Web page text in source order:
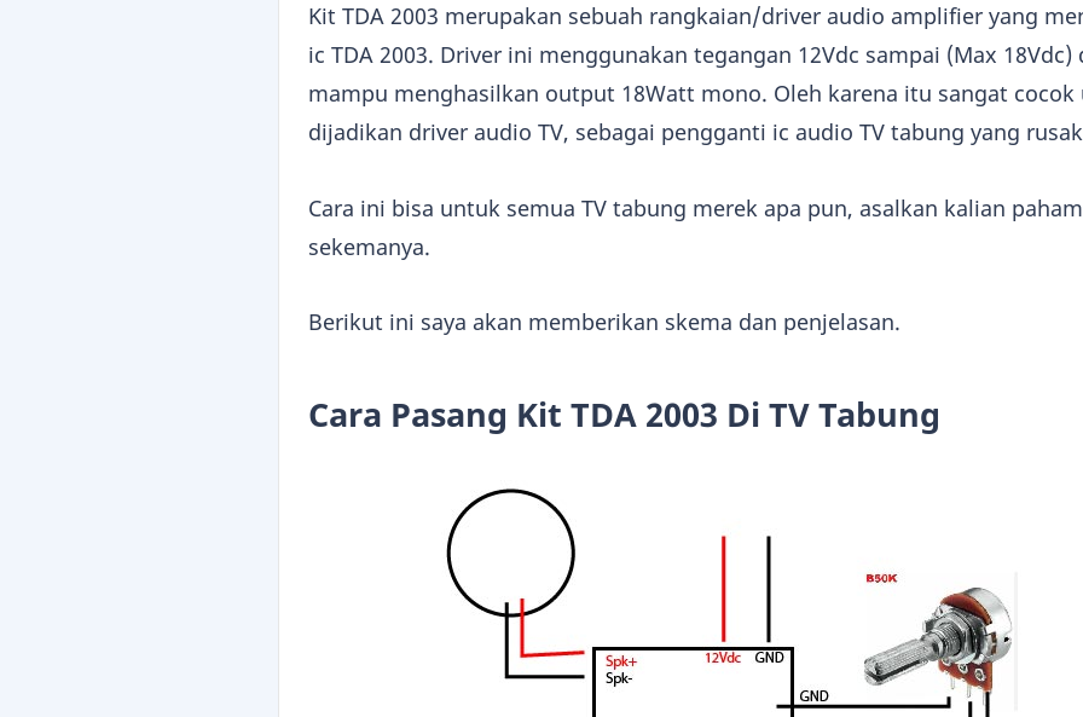
Kit TDA 2003 merupakan sebuah rangkaian/driver audio amplifier yang
ic TDA 2003. Driver ini menggunakan tegangan 12Vdc sampai (Max 18Vdc)
mampu menghasilkan output 18Watt mono. Oleh karena itu sangat
dijadikan driver audio TV, sebagai pengganti ic audio TV tabung yang
Cara ini bisa untuk semua TV tabung merek apa pun, asalkan kalian
sekemanya.
Berikut ini saya akan memberikan skema dan penjelasan.
Cara Pasang Kit TDA 2003 Di TV Tabung